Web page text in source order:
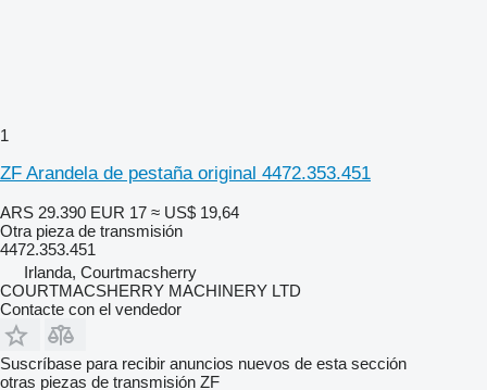
1
ZF Arandela de pestaña original 4472.353.451
ARS 29.390 EUR 17 ≈ US$ 19,64
Otra pieza de transmisión
4472.353.451
Irlanda, Courtmacsherry
COURTMACSHERRY MACHINERY LTD
Contacte con el vendedor
Suscríbase para recibir anuncios nuevos de esta sección
otras piezas de transmisión ZF